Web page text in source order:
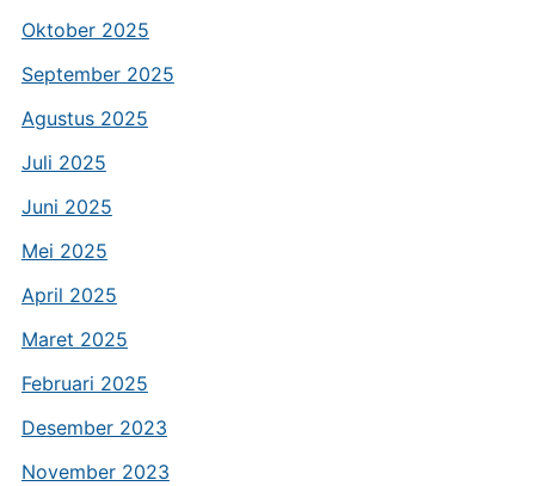
Oktober 2025
September 2025
Agustus 2025
Juli 2025
Juni 2025
Mei 2025
April 2025
Maret 2025
Februari 2025
Desember 2023
November 2023